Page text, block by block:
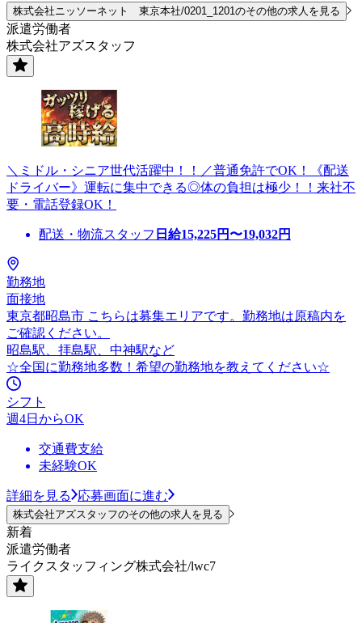
株式会社ニッソーネット 東京本社/0201_1201のその他の求人を見る
派遣労働者
株式会社アズスタッフ
＼ミドル・シニア世代活躍中！！／普通免許でOK！《配送
ドライバー》運転に集中できる◎体の負担は極少！！来社不
要・電話登録OK！
配送・物流スタッフ 日給15,225円〜19,032円
勤務地
面接地
東京都昭島市 こちらは募集エリアです。勤務地は原稿内を
ご確認ください。
昭島駅、拝島駅、中神駅など
☆全国に勤務地多数！希望の勤務地を教えてください☆
シフト
週4日からOK
交通費支給
未経験OK
詳細を見る 応募画面に進む
株式会社アズスタッフのその他の求人を見る
新着
派遣労働者
ライクスタッフィング株式会社/lwc7